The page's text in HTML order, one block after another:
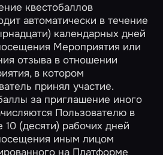
квестобаллов
автоматически в течение
календарных дней
Мероприятия или
отзыва в отношении
в котором
принял участие.
за приглашение иного
Пользователю в
10 (десяти) рабочих дней
иным лицом
на Платформе